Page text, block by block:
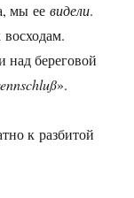
мы еевидели.
береговой
».
к разбитой